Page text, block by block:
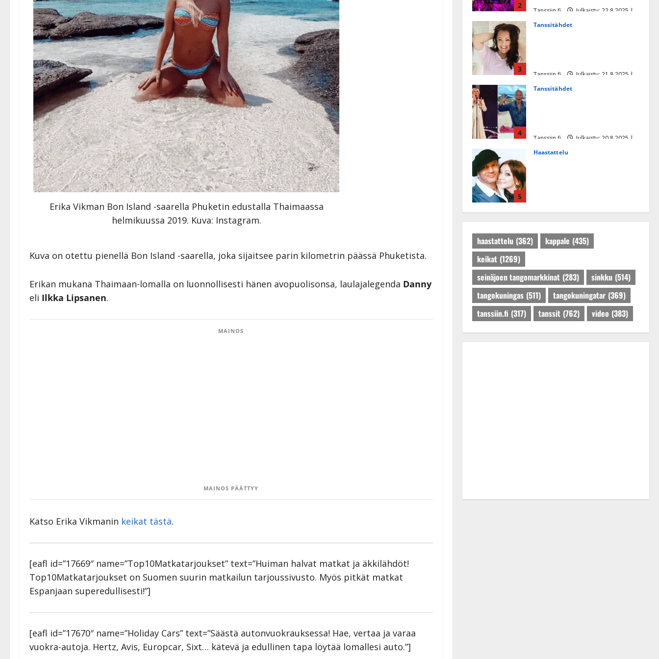
Erika Vikman Bon Island -saarella Phuketin edustalla Thaimaassa
helmikuussa 2019. Kuva: Instagram.
Kuva on otettu pienellä Bon Island -saarella, joka sijaitsee parin kilometrin päässä Phuketista.
Erikan mukana Thaimaan-lomalla on luonnollisesti hänen avopuolisonsa, laulajalegenda Danny
eli Ilkka Lipsanen.
MAINOS
MAINOS PÄÄTTYY
Katso Erika Vikmanin keikat tästä.
[eafl id=”17669″ name=”Top10Matkatarjoukset” text=”Huiman halvat matkat ja äkkilähdöt!
Top10Matkatarjoukset on Suomen suurin matkailun tarjoussivusto. Myös pitkät matkat
Espanjaan superedullisesti!”]
[eafl id=”17670″ name=”Holiday Cars” text=”Säästä autonvuokrauksessa! Hae, vertaa ja varaa
vuokra-autoja. Hertz, Avis, Europcar, Sixt… kätevä ja edullinen tapa löytää lomallesi auto.”]
2
Tanssiin.fi
Julkaistu: 22.8.2025 |
3
Tanssitähdet
Tanssiin.fi
Julkaistu: 21.8.2025 |
4
Tanssitähdet
Tanssiin.fi
Julkaistu: 20.8.2025 |
5
Haastattelu
Tanssiin.fi
Julkaistu: 27.4.2025 |
haastattelu (362) kappale (435)
keikat (1269)
seinäjoen tangomarkkinat (283) sinkku (514)
tangokuningas (511) tangokuningatar (369)
tanssiin.fi (317) tanssit (762) video (383)